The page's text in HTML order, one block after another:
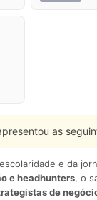
as
e da
e headhunters, o
de